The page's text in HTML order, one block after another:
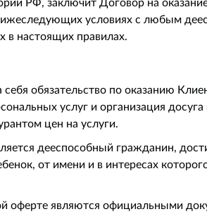
условиях с любым
в настоящих правилах.
обязательство по оказанию
услуг и организация
цен на услуги.
дееспособный гражданин,
от имени и в интересах
оферте являются официальными